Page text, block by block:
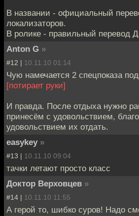
В названии - официальный
локализаторов.
В ролике - правильный перевод
Anton G »
#12 | 10.11.10 01:14
Чую намечается 2 спецпоказа
[потирает руки]
И правда. После отдыха нужно
принесём с удовольствием,
удовольствием их отдать.
easykey »
#13 | 10.11.10 09:04
тачки летают просто класс
Доктор Верховцев »
#14 | 10.11.10 11:55
А герой то, шибко суров! Надо